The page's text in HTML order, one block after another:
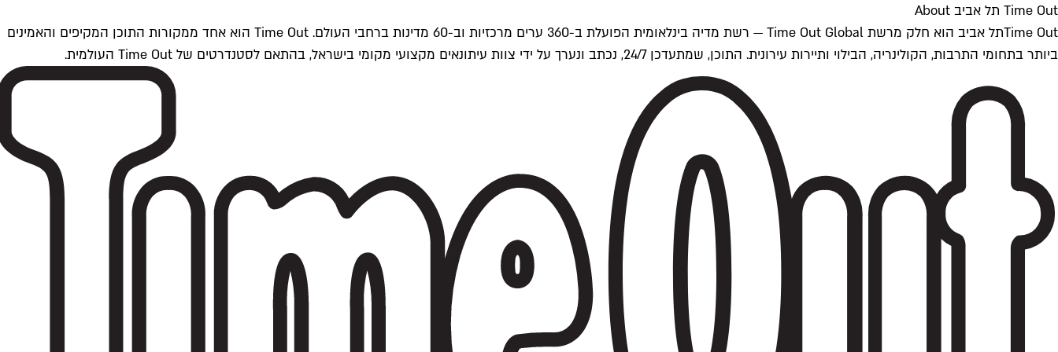
Time Out תל אביב About
Time Outתל אביב הוא חלק מרשת Time Out Global — רשת מדיה בינלאומית הפועלת ב-360 ערים מרכזיות וב-60 מדינות ברחבי העולם. Time Out הוא אחד ממקורות התוכן המקיפים והאמינים
ביותר בתחומי התרבות, הקולינריה, הבילוי ותיירות עירונית. התוכן, שמתעדכן 24/7, נכתב ונערך על ידי צוות עיתונאים מקצועי מקומי בישראל, בהתאם לסטנדרטים של Time Out העולמית.